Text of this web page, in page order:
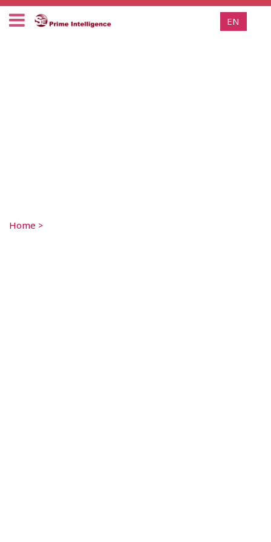
EN
Home >